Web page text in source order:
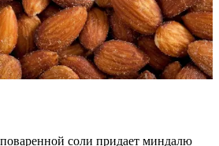
соли придает миндалю